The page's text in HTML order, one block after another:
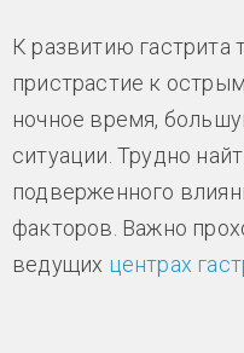
К развитию гастрита
пристрастие к
ночное время,
ситуации. Трудно
подверженного
факторов. Важно
ведущих центрах